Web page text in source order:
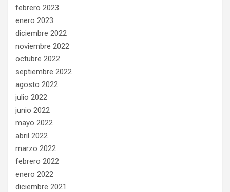
febrero 2023
enero 2023
diciembre 2022
noviembre 2022
octubre 2022
septiembre 2022
agosto 2022
julio 2022
junio 2022
mayo 2022
abril 2022
marzo 2022
febrero 2022
enero 2022
diciembre 2021